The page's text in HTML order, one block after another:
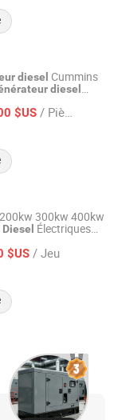
diesel Cummins
diesel
$US / Pièce
Ltd.
300kw 400kw
Diesel Électriques
$US / Jeu